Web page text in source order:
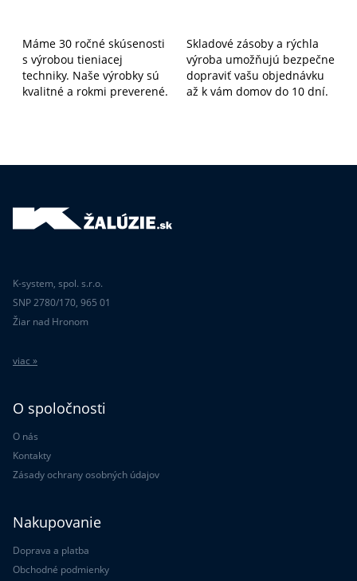
Máme 30 ročné skúsenosti
s výrobou tieniacej
techniky. Naše výrobky sú
kvalitné a rokmi preverené.
Skladové zásoby a rýchla
výroba umožňujú bezpečne
dopraviť vašu objednávku
až k vám domov do 10 dní.
K-system, spol. s.r.o.
SNP 2780/170, 965 01
Žiar nad Hronom
viac »
O spoločnosti
O nás
Kontakty
Zásady ochrany osobných údajov
Nakupovanie
Doprava a platba
Obchodné podmienky